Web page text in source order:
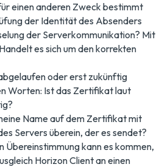
einen anderen Zweck bestimmt
der Identität des Absenders
der Serverkommunikation? Mit
es sich um den korrekten
oder erst zukünftig
Worten: Ist das Zertifikat laut
Name auf dem Zertifikat mit
Servers überein, der es sendet?
Übereinstimmung kann es kommen,
Horizon Client an einen